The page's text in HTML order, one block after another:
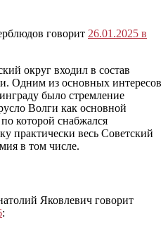
говорит 26.01.2025 в
округ входил в состав
Одним из основных интересов
было стремление
Волги как основной
которой снабжался
практически весь Советский
в том числе.
Яковлевич говорит
: